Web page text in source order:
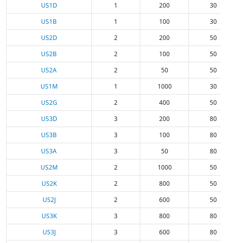
US1D
1 200
30
US1B
1 100
30
US2D
2 200
50
US2B
2 100
50
US2A
2 50
50
US1M
1 1000
30
US2G
2 400
50
US3D
3 200
80
US3B
3 100
80
US3A
3 50
80
US2M
2 1000
50
US2K
2 800
50
US2J
2 600
50
US3K
3 800
80
US3J
3 600
80